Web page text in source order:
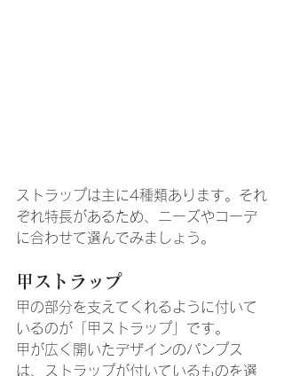
ストラップは主に4種類あります。それ
ぞれ特長があるため、ニーズやコーデ
に合わせて選んでみましょう。
甲ストラップ
甲の部分を支えてくれるように付いて
いるのが「甲ストラップ」です。
甲が広く開いたデザインのパンプス
は、ストラップが付いているものを選